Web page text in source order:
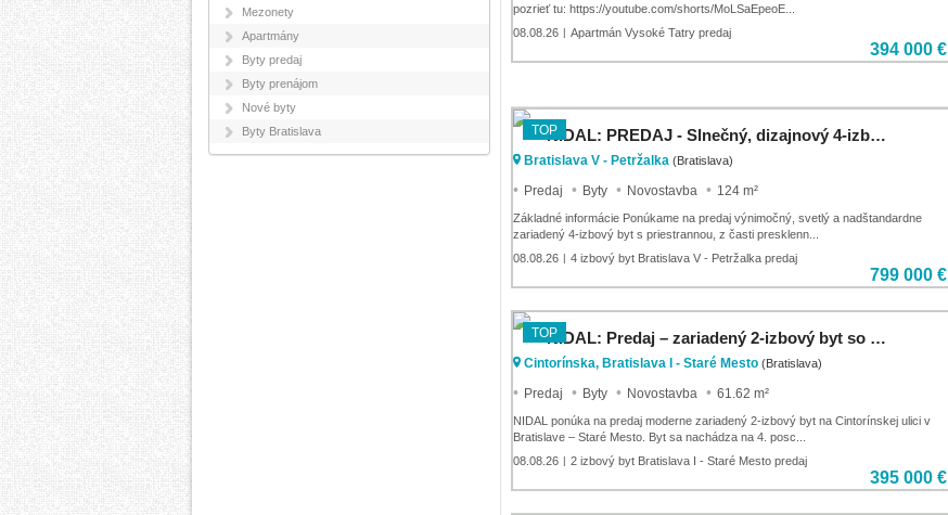
pozrieť tu: https://youtube.com/shorts/MoLSaEpeoE...
08.08.26 | Apartmán Vysoké Tatry predaj
394 000 €
TOP NIDAL: PREDAJ - Slnečný, dizajnový 4-izbový byt s priestrannou terasou s vírivkou v projekte Slnečni
Bratislava V - Petržalka (Bratislava)
Predaj Byty Novostavba 124 m²
Základné informácie Ponúkame na predaj výnimočný, svetlý a nadštandardne
zariadený 4-izbový byt s priestrannou, z časti presklenn...
08.08.26 | 4 izbový byt Bratislava V - Petržalka predaj
799 000 €
TOP NIDAL: Predaj – zariadený 2-izbový byt so zasklenou loggiou na Cintorínskej 10 v Starom Meste
Cintorínska, Bratislava I - Staré Mesto (Bratislava)
Predaj Byty Novostavba 61.62 m²
NIDAL ponúka na predaj moderne zariadený 2-izbový byt na Cintorínskej ulici v
Bratislave – Staré Mesto. Byt sa nachádza na 4. posc...
08.08.26 | 2 izbový byt Bratislava I - Staré Mesto predaj
395 000 €
Mezonety
Apartmány
Byty predaj
Byty prenájom
Nové byty
Byty Bratislava